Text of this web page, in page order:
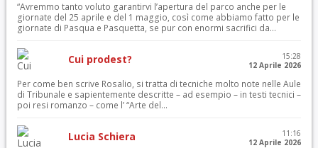
“Avremmo tanto voluto garantirvi l’apertura del parco anche per le
giornate del 25 aprile e del 1 maggio, così come abbiamo fatto per le
giornate di Pasqua e Pasquetta, se pur con enormi sacrifici da...
Cui prodest?
15:28
12 Aprile 2026
Per come ben scrive Rosalio, si tratta di tecniche molto note nelle Aule
di Tribunale e sapientemente descritte – ad esempio – in testi tecnici –
poi resi romanzo – come l’ “Arte del...
Lucia Schiera
11:16
12 Aprile 2026